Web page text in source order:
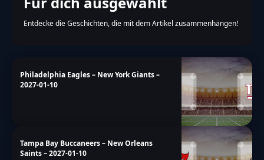
Entdecke die Geschichten, die mit dem Artikel zusammenhängen!
Philadelphia Eagles – New York Giants –
2027-01-10
Tampa Bay Buccaneers – New Orleans
Saints – 2027-01-10